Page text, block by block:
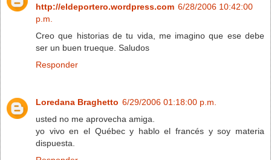
http://eldeportero.wordpress.com 6/28/2006 10:42:00
p.m.
Creo que historias de tu vida, me imagino que ese debe
ser un buen trueque. Saludos
Responder
Loredana Braghetto 6/29/2006 01:18:00 p.m.
usted no me aprovecha amiga.
yo vivo en el Québec y hablo el francés y soy materia
dispuesta.